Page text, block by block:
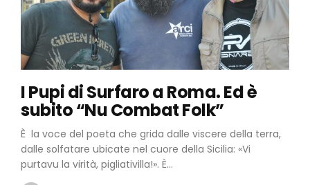
I Pupi di Surfaro a Roma. Ed è
subito “Nu Combat Folk”
È la voce del poeta che grida dalle viscere della terra,
dalle solfatare ubicate nel cuore della Sicilia: «Vi
purtavu la virità, pigliativilla!». È...